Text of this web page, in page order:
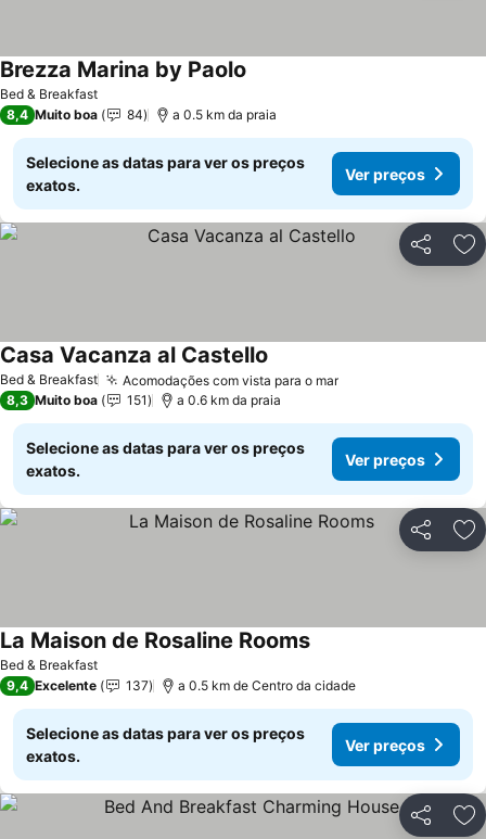
Bed & Breakfast
Brezza Marina by Paolo
8,4 Muito boa 84 a 0.5 km da praia
Selecione as datas para ver os preços
exatos.
Ver preços
Partilhar
Bed & Breakfast Acomodações com vista para o mar
Casa Vacanza al Castello
8,3 Muito boa 151 a 0.6 km da praia
Selecione as datas para ver os preços
exatos.
Ver preços
Partilhar
Bed & Breakfast
La Maison de Rosaline Rooms
9,4 Excelente 137 a 0.5 km de Centro da cidade
Selecione as datas para ver os preços
exatos.
Ver preços
Partilhar